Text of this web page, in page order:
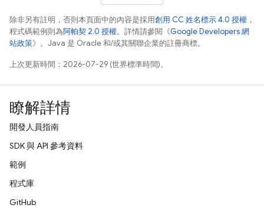
除非另有註明，否則本頁面中的內容是採用創用 CC 姓名標示 4.0 授權 ，
程式碼範例則為阿帕契 2.0 授權。詳情請參閱《Google Developers 網
站政策》。Java 是 Oracle 和/或其關聯企業的註冊商標。
上次更新時間：2026-07-29 (世界標準時間)。
瞭解詳情
開發人員指南
SDK 與 API 參考資料
範例
程式庫
GitHub